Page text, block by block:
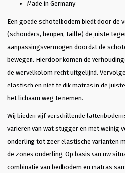
Made in Germany
Een goede schotelbodem biedt door de
(schouders, heupen, taille) de juiste
aanpassingsvermogen doordat de
bewegen. Hierdoor komen de
de wervelkolom recht uitgelijnd.
elastisch en niet te dik matras in de
het lichaam weg te nemen.
Wij bieden vijf verschillende
variëren van wat stugger en met weinig
onderling tot zeer elastische varianten
de zones onderling. Op basis van uw
combinatie van bedbodem en matras